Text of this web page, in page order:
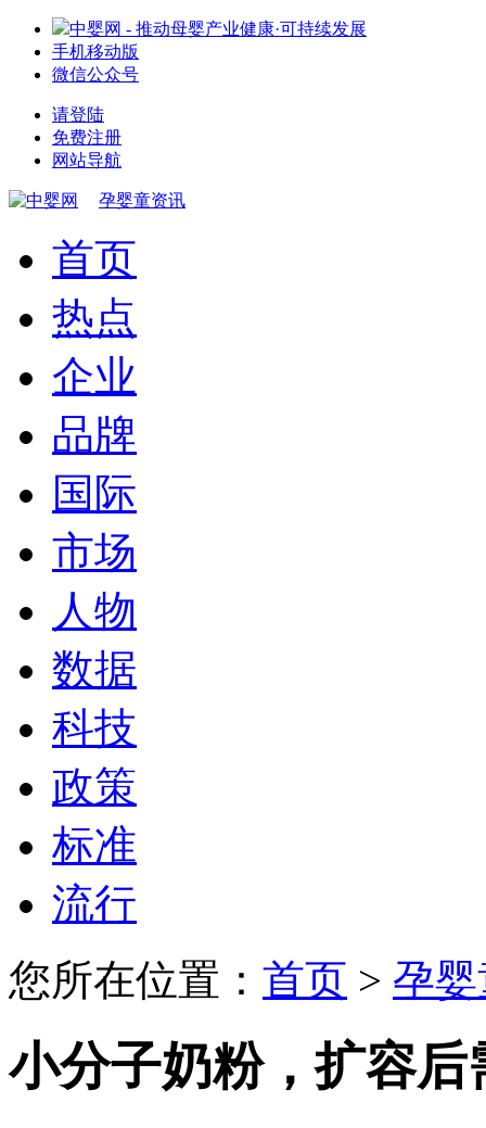
中婴网 - 推动母婴产业健康·可持续发展
手机移动版
微信公众号
请登陆
免费注册
网站导航
孕婴童资讯
首页
热点
企业
品牌
国际
市场
人物
数据
科技
政策
标准
流行
您所在位置： 首页 > 孕
小分子奶粉，扩容后